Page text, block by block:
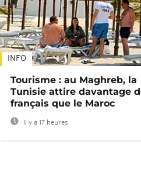
INFO
Tourisme : au Maghreb, la
Tunisie attire davantage
français que le Maroc
Il y a 17 heures